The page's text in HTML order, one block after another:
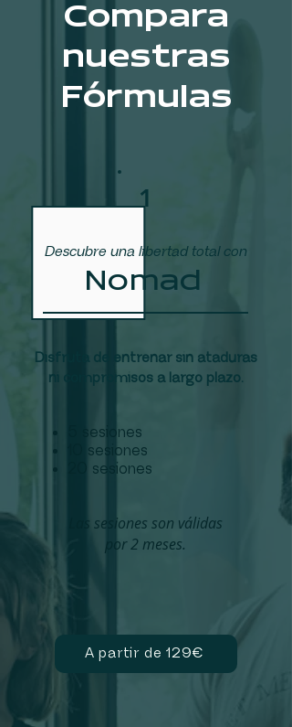
Compara
nuestras
Fórmulas
Las sesiones son válidas
por 2 meses.
Nomad
1
Disfruta de entrenar sin ataduras
ni compromisos a largo plazo.
Descubre una libertad total con
5 sesiones
10 sesiones
20 sesiones
A partir de 129€